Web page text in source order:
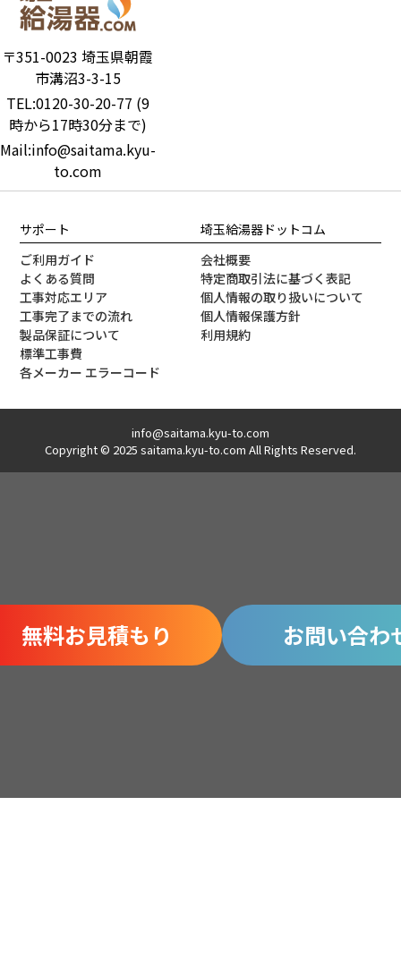
〒351-0023 埼玉県朝霞
市溝沼3-3-15
TEL:0120-30-20-77 (9
時から17時30分まで)
Mail:info@saitama.kyu-
to.com
サポート
ご利用ガイド
よくある質問
工事対応エリア
工事完了までの流れ
製品保証について
標準工事費
各メーカー エラーコード
埼玉給湯器ドットコム
会社概要
特定商取引法に基づく表記
個人情報の取り扱いについて
個人情報保護方針
利用規約
info@saitama.kyu-to.com
Copyright © 2025 saitama.kyu-to.com All Rights Reserved.
無料お見積もり お問い合わ